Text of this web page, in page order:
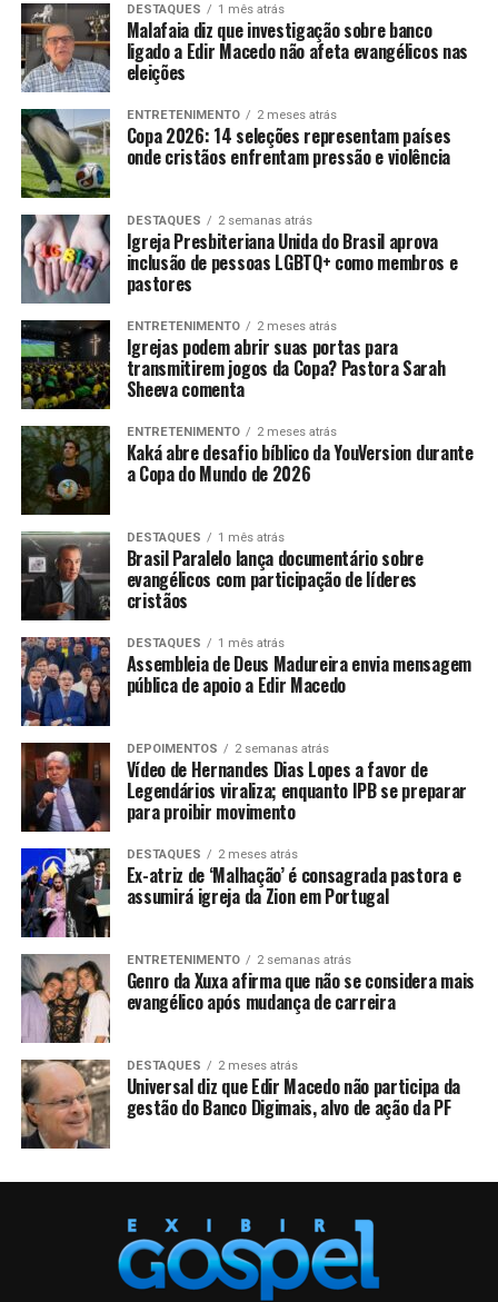
DESTAQUES 1 mês atrás
Malafaia diz que investigação sobre banco
ligado a Edir Macedo não afeta evangélicos nas
eleições
ENTRETENIMENTO 2 meses atrás
Copa 2026: 14 seleções representam países
onde cristãos enfrentam pressão e violência
DESTAQUES 2 semanas atrás
Igreja Presbiteriana Unida do Brasil aprova
inclusão de pessoas LGBTQ+ como membros e
pastores
ENTRETENIMENTO 2 meses atrás
Igrejas podem abrir suas portas para
transmitirem jogos da Copa? Pastora Sarah
Sheeva comenta
ENTRETENIMENTO 2 meses atrás
Kaká abre desafio bíblico da YouVersion durante
a Copa do Mundo de 2026
DESTAQUES 1 mês atrás
Brasil Paralelo lança documentário sobre
evangélicos com participação de líderes
cristãos
DESTAQUES 1 mês atrás
Assembleia de Deus Madureira envia mensagem
pública de apoio a Edir Macedo
DEPOIMENTOS 2 semanas atrás
Vídeo de Hernandes Dias Lopes a favor de
Legendários viraliza; enquanto IPB se preparar
para proibir movimento
DESTAQUES 2 meses atrás
Ex-atriz de ‘Malhação’ é consagrada pastora e
assumirá igreja da Zion em Portugal
ENTRETENIMENTO 2 semanas atrás
Genro da Xuxa afirma que não se considera mais
evangélico após mudança de carreira
DESTAQUES 2 meses atrás
Universal diz que Edir Macedo não participa da
gestão do Banco Digimais, alvo de ação da PF